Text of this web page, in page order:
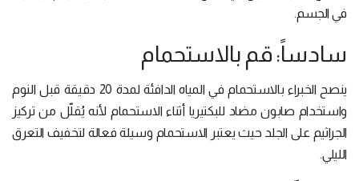
في الجسم.
سادساً: قم بالاستحمام
ينصح الخبراء بالاستحمام في المياه الدافئة لمدة 20 دقيقة قبل النوم
واستخدام صابون مضاد للبكتيريا أثناء الاستحمام لأنه يُقلّل من تركيز
الجراثيم على الجلد حيث يعتبر الاستحمام وسيلة فعالة لتخفيف التعرق
الليلي.